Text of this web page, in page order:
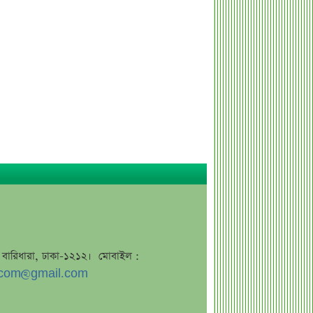
উত্থানের নেতৃত্বে মিউচুয়াল
রহমানকে উদ্দেশ করে ফেসবুকে
প্রশ্ন
ঢাকা-১২১২। মোবাইল :